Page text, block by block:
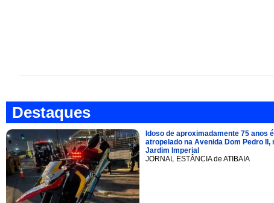
Destaques
Idoso de aproximadamente 75 anos é
atropelado na Avenida Dom Pedro II,
Jardim Imperial
JORNAL ESTÂNCIA de ATIBAIA